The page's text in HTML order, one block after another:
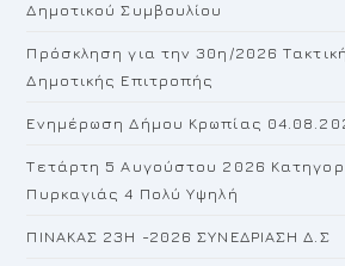
Δημοτικού Συμβουλίου
Πρόσκληση για την 30η/2026
Δημοτικής Επιτροπής
Ενημέρωση Δήμου Κρωπίας
Τετάρτη 5 Αυγούστου 2026
Πυρκαγιάς 4 Πολύ Υψηλή
ΠΙΝΑΚΑΣ 23H -2026 ΣΥΝΕΔΡΙΑΣΗ Δ.Σ